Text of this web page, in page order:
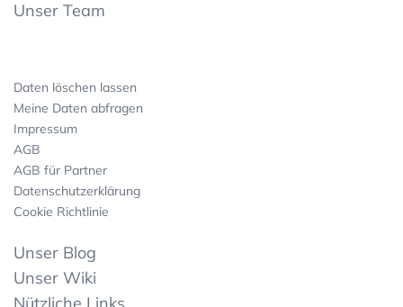
Unser Team
Daten löschen lassen
Meine Daten abfragen
Impressum
AGB
AGB für Partner
Datenschutzerklärung
Cookie Richtlinie
Unser Blog
Unser Wiki